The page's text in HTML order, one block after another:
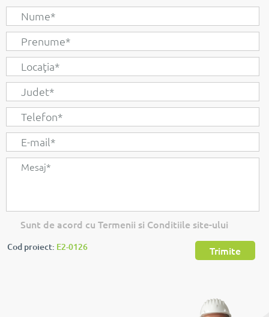
Sunt de acord cu Termenii si Conditiile site-ului
Cod proiect: E2-0126 Trimite